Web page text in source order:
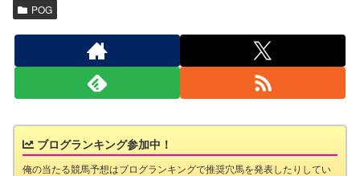
POG
ブログランキング参加中！
俺の当たる競馬予想はブログランキングで推奨穴馬を発表したりしてい